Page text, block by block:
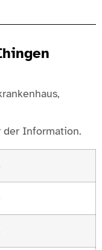
der Information.